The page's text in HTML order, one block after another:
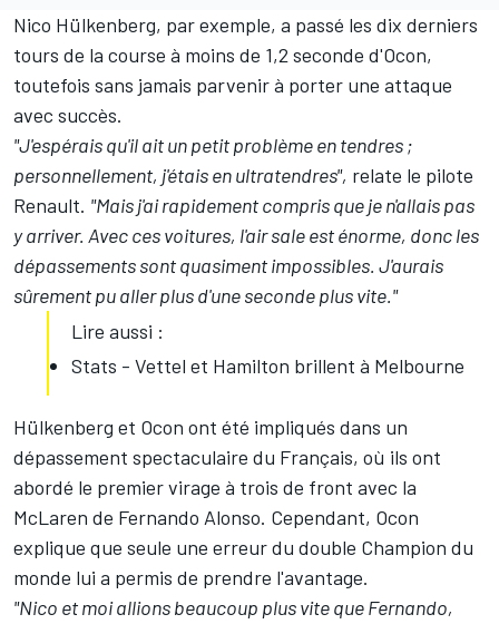
Nico Hülkenberg, par exemple, a passé les dix derniers
tours de la course à moins de 1,2 seconde d'Ocon,
toutefois sans jamais parvenir à porter une attaque
avec succès.
"J'espérais qu'il ait un petit problème en tendres ;
personnellement, j'étais en ultratendres", relate le pilote
Renault. "Mais j'ai rapidement compris que je n'allais pas
y arriver. Avec ces voitures, l'air sale est énorme, donc les
dépassements sont quasiment impossibles. J'aurais
sûrement pu aller plus d'une seconde plus vite."
Lire aussi :
Stats - Vettel et Hamilton brillent à Melbourne
Hülkenberg et Ocon ont été impliqués dans un
dépassement spectaculaire du Français, où ils ont
abordé le premier virage à trois de front avec la
McLaren de Fernando Alonso. Cependant, Ocon
explique que seule une erreur du double Champion du
monde lui a permis de prendre l'avantage.
"Nico et moi allions beaucoup plus vite que Fernando,